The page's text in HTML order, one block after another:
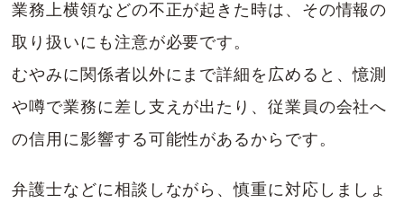
業務上横領などの不正が起きた時は、その情報の
取り扱いにも注意が必要です。
むやみに関係者以外にまで詳細を広めると、憶測
や噂で業務に差し支えが出たり、従業員の会社へ
の信用に影響する可能性があるからです。
弁護士などに相談しながら、慎重に対応しましょ